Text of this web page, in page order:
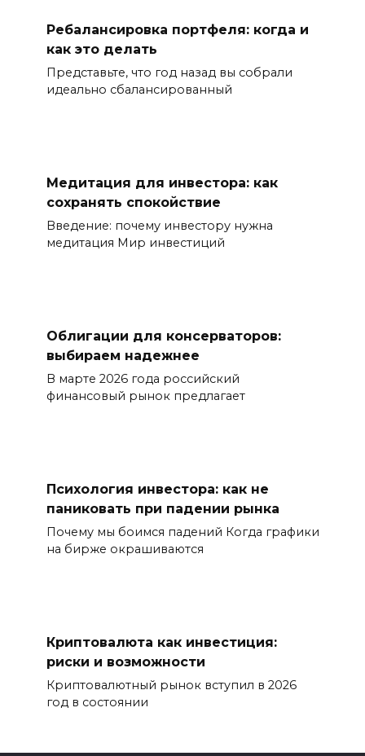
Ребалансировка портфеля: когда и
как это делать
Представьте, что год назад вы собрали
идеально сбалансированный
Медитация для инвестора: как
сохранять спокойствие
Введение: почему инвестору нужна
медитация Мир инвестиций
Облигации для консерваторов:
выбираем надежнее
В марте 2026 года российский
финансовый рынок предлагает
Психология инвестора: как не
паниковать при падении рынка
Почему мы боимся падений Когда графики
на бирже окрашиваются
Криптовалюта как инвестиция:
риски и возможности
Криптовалютный рынок вступил в 2026
год в состоянии